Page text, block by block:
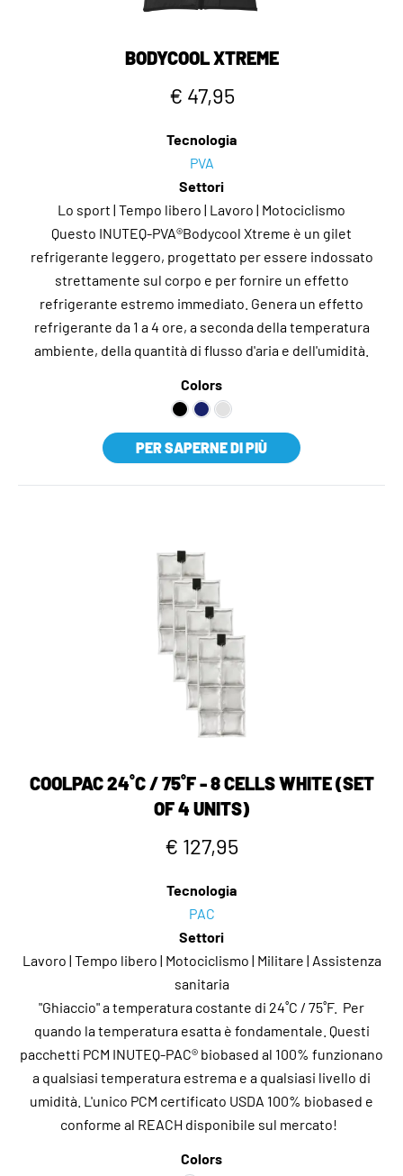
BODYCOOL XTREME
€ 47,95
Tecnologia
PVA
Settori
Lo sport | Tempo libero | Lavoro | Motociclismo
Questo INUTEQ-PVA®Bodycool Xtreme è un gilet
refrigerante leggero, progettato per essere indossato
strettamente sul corpo e per fornire un effetto
refrigerante estremo immediato. Genera un effetto
refrigerante da 1 a 4 ore, a seconda della temperatura
ambiente, della quantità di flusso d'aria e dell'umidità.
Colors
PER SAPERNE DI PIÙ
COOLPAC 24˚C / 75˚F - 8 CELLS WHITE (SET
OF 4 UNITS)
€ 127,95
Tecnologia
PAC
Settori
Lavoro | Tempo libero | Motociclismo | Militare | Assistenza
sanitaria
"Ghiaccio" a temperatura costante di 24˚C / 75˚F. Per
quando la temperatura esatta è fondamentale. Questi
pacchetti PCM INUTEQ-PAC® biobased al 100% funzionano
a qualsiasi temperatura estrema e a qualsiasi livello di
umidità. L'unico PCM certificato USDA 100% biobased e
conforme al REACH disponibile sul mercato!
Colors